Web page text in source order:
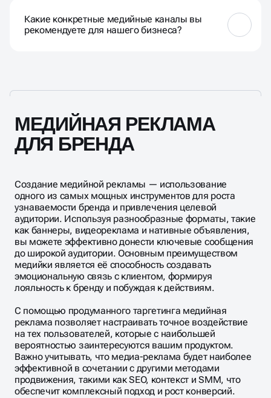
вовлечении аудитории и персонализированных
подходах.
Какие конкретные медийные каналы вы
рекомендуете для нашего бизнеса?
адаптации под задачи.
МЕДИЙНАЯ РЕКЛАМА
ДЛЯ БРЕНДА
Создание медийной рекламы — использование
одного из самых мощных инструментов для роста
узнаваемости бренда и привлечения целевой
аудитории. Используя разнообразные форматы, такие
как баннеры, видеореклама и нативные объявления,
вы можете эффективно донести ключевые сообщения
до широкой аудитории. Основным преимуществом
медийки является её способность создавать
эмоциональную связь с клиентом, формируя
лояльность к бренду и побуждая к действиям.
С помощью продуманного таргетинга медийная
реклама позволяет настраивать точное воздействие
на тех пользователей, которые с наибольшей
вероятностью заинтересуются вашим продуктом.
Важно учитывать, что медиа-реклама будет наиболее
эффективной в сочетании с другими методами
продвижения, такими как SEO, контекст и SMM, что
обеспечит комплексный подход и рост конверсий.